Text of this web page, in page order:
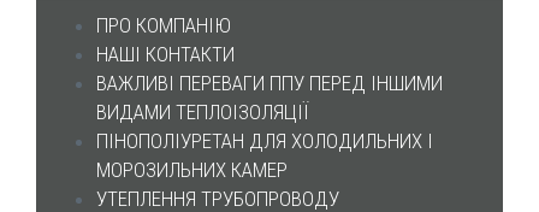
ПРО КОМПАНІЮ
НАШІ КОНТАКТИ
ВАЖЛИВІ ПЕРЕВАГИ ППУ ПЕРЕД ІНШИМИ
ВИДАМИ ТЕПЛОІЗОЛЯЦІЇ
ПІНОПОЛІУРЕТАН ДЛЯ ХОЛОДИЛЬНИХ І
МОРОЗИЛЬНИХ КАМЕР
УТЕПЛЕННЯ ТРУБОПРОВОДУ